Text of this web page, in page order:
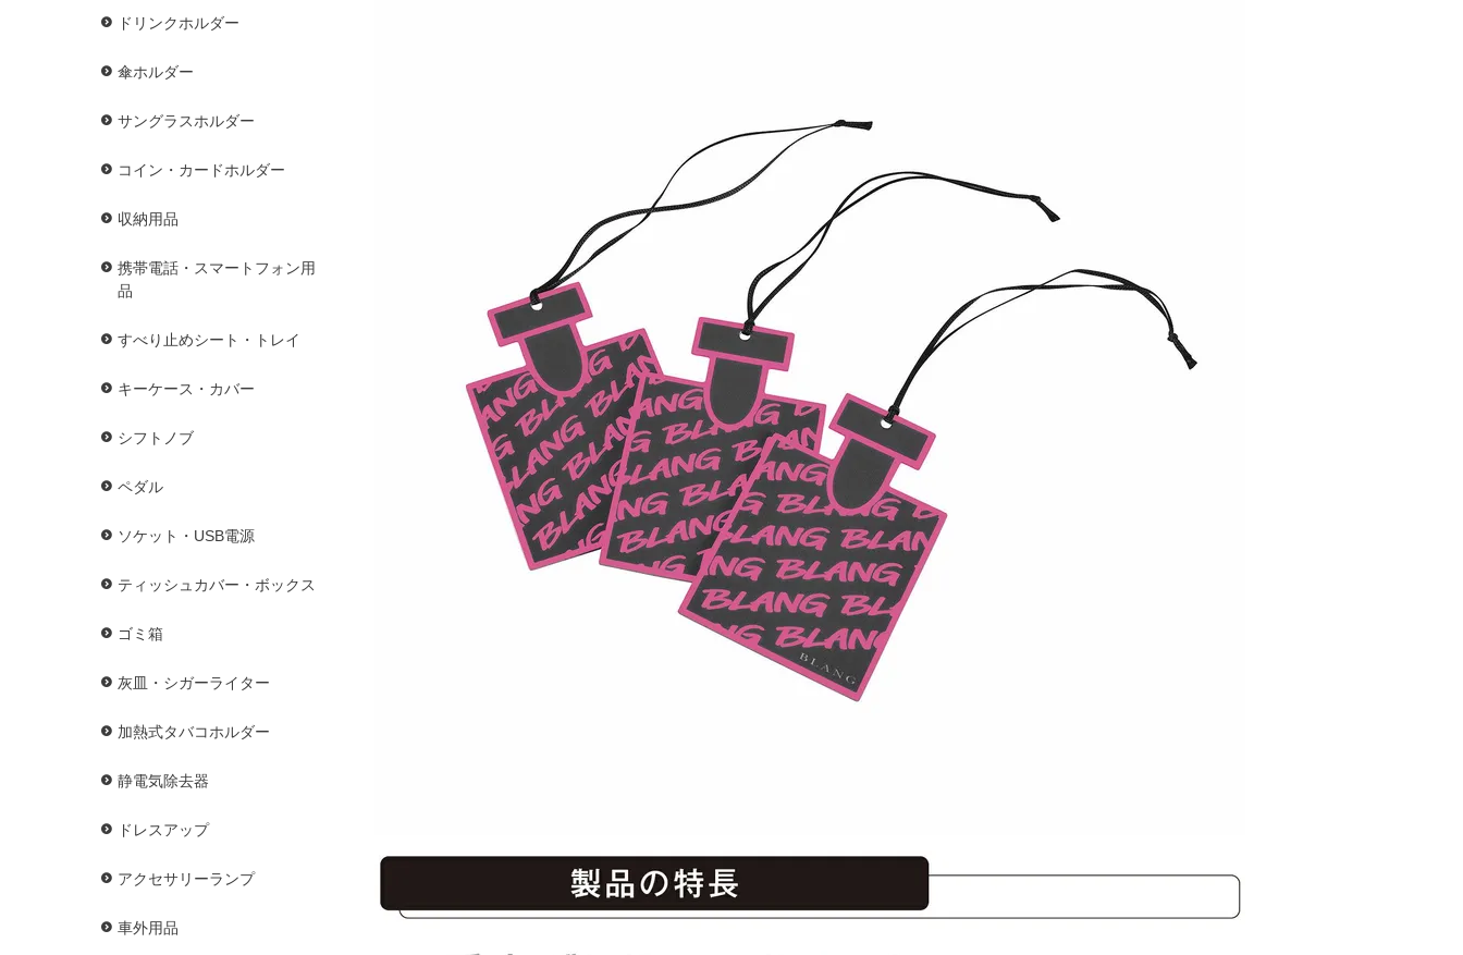
ドリンクホルダー
傘ホルダー
サングラスホルダー
コイン・カードホルダー
収納用品
携帯電話・スマートフォン用
品
すべり止めシート・トレイ
キーケース・カバー
シフトノブ
ペダル
ソケット・USB電源
ティッシュカバー・ボックス
ゴミ箱
灰皿・シガーライター
加熱式タバコホルダー
静電気除去器
ドレスアップ
アクセサリーランプ
車外用品